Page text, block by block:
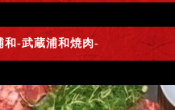
和-武蔵浦和焼肉-